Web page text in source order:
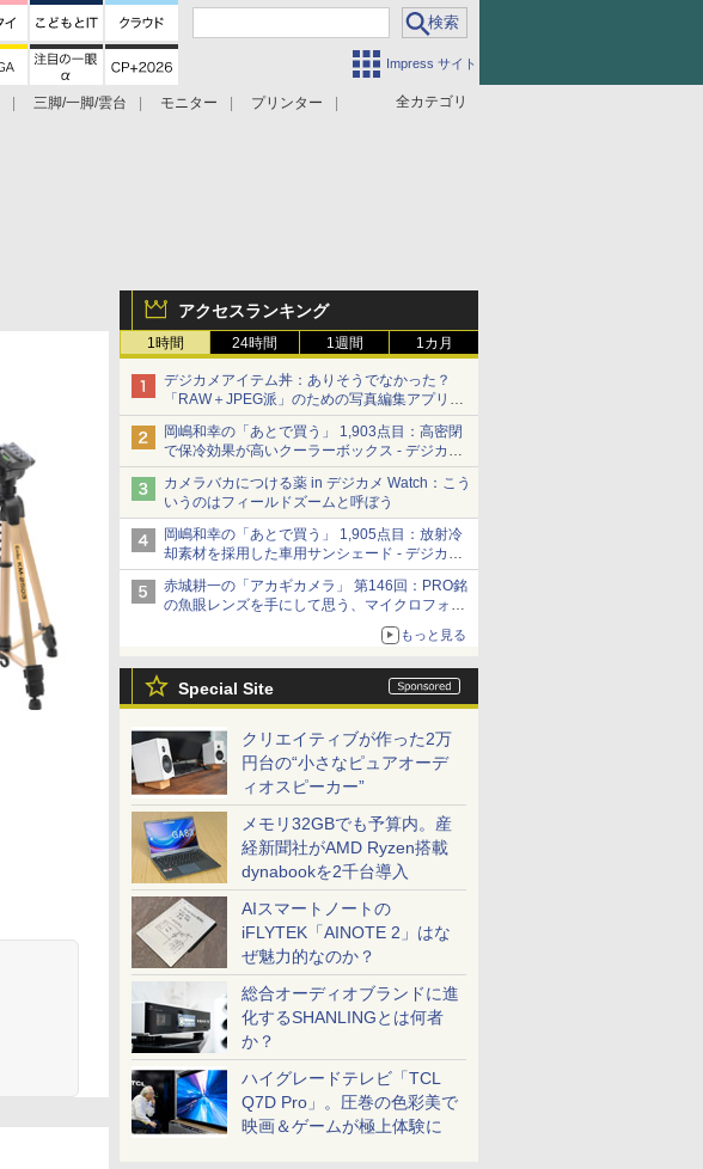
Impress サイト
全カテゴリ
三脚/一脚/雲台 モニター
プリンター
アクセスランキング
1時間 24時間 1週間 1カ月
デジカメアイテム丼：ありそうでなかった？
「RAW＋JPEG派」のための写真編集アプリ
カメラデフォルトのJPEGを大切にする
「Filmator」
岡嶋和幸の「あとで買う」 1,903点目：高密閉
で保冷効果が高いクーラーボックス - デジカメ
Watch
カメラバカにつける薬 in デジカメ Watch：こう
いうのはフィールドズームと呼ぼう
岡嶋和幸の「あとで買う」 1,905点目：放射冷
却素材を採用した車用サンシェード - デジカメ
Watch
赤城耕一の「アカギカメラ」 第146回：PRO銘
の魚眼レンズを手にして思う、マイクロフォー
もっと見る
Special Site
クリエイティブが作った2万
円台の“小さなピュアオーデ
ィオスピーカー”
メモリ32GBでも予算内。産
経新聞社がAMD Ryzen搭載
dynabookを2千台導入
AIスマートノートの
iFLYTEK「AINOTE 2」はな
ぜ魅力的なのか？
総合オーディオブランドに進
化するSHANLINGとは何者
か？
ハイグレードテレビ「TCL
Q7D Pro」。圧巻の色彩美で
映画＆ゲームが極上体験に